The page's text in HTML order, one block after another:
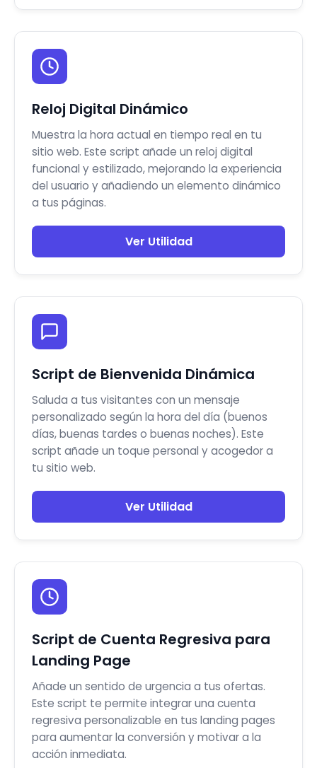
Reloj Digital Dinámico
Muestra la hora actual en tiempo real en tu
sitio web. Este script añade un reloj digital
funcional y estilizado, mejorando la experiencia
del usuario y añadiendo un elemento dinámico
a tus páginas.
Ver Utilidad
Script de Bienvenida Dinámica
Saluda a tus visitantes con un mensaje
personalizado según la hora del día (buenos
días, buenas tardes o buenas noches). Este
script añade un toque personal y acogedor a
tu sitio web.
Ver Utilidad
Script de Cuenta Regresiva para
Landing Page
Añade un sentido de urgencia a tus ofertas.
Este script te permite integrar una cuenta
regresiva personalizable en tus landing pages
para aumentar la conversión y motivar a la
acción inmediata.